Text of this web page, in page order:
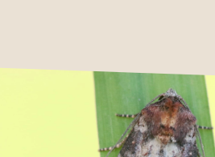
LITOLIGIA
LITEROSA